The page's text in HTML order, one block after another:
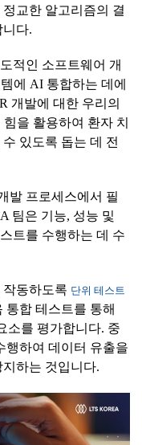
교한 알고리즘의 결
다.
적인 소프트웨어 개
에 AI 통합하는 데에
개발에 대한 우리의
을 활용하여 환자 치
있도록 돕는 데 전
발 프로세스에서 필
팀은 기능, 성능 및
트를 수행하는 데 수
동하도록 단위 테스트
통합 테스트를 통해
소를 평가합니다. 중
행하여 데이터 유출을
하는 것입니다.